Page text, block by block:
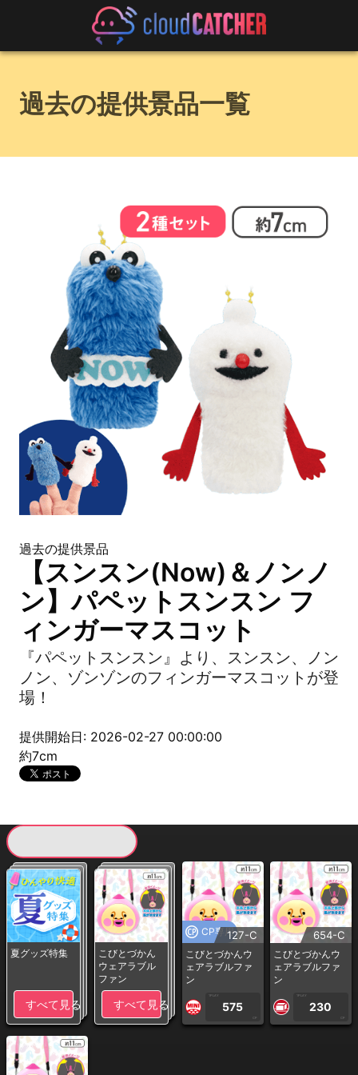
過去の提供景品一覧
過去の提供景品
【スンスン(Now)＆ノンノ
ン】パペットスンスン フ
ィンガーマスコット
『パペットスンスン』より、スンスン、ノン
ノン、ゾンゾンのフィンガーマスコットが登
場！
提供開始日: 2026-02-27 00:00:00
約7cm
夏グッズ特集
すべて見る
こびとづかん
ウェアラブル
ファン
すべて見る
CP専用127-C
こびとづかんウ
ェアラブルファ
ン
1PLAY
575
CP
654-C
こびとづかんウ
ェアラブルファ
ン
1PLAY
230
CP